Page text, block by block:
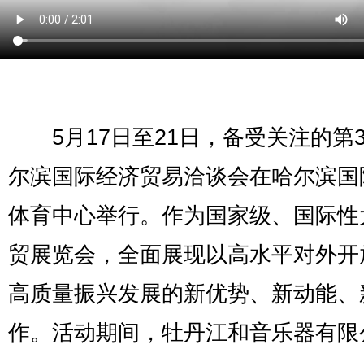
5月17日至21日，备受关注的第
尔滨国际经济贸易洽谈会在哈尔滨
体育中心举行。作为国家级、国际
贸展览会，全面展现以高水平对外
高质量振兴发展的新优势、新动能
作。活动期间，牡丹江和音乐器有